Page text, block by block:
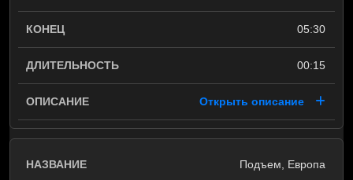
05:30
00:15
Открыть описание
Подъем, Европа